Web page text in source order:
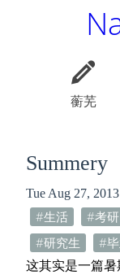
蘅芜
Summery
Tue Aug 27, 2013
生活 考研
研究生
这其实是一篇暑